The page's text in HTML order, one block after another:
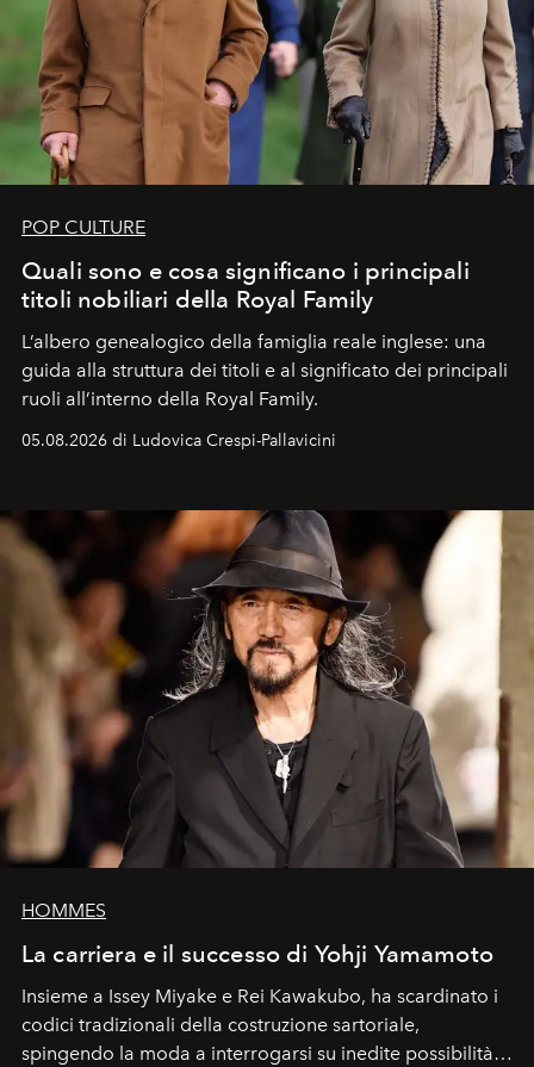
POP CULTURE
Quali sono e cosa significano i principali
titoli nobiliari della Royal Family
L’albero genealogico della famiglia reale inglese: una
guida alla struttura dei titoli e al significato dei principali
ruoli all’interno della Royal Family.
05.08.2026 di Ludovica Crespi-Pallavicini
HOMMES
La carriera e il successo di Yohji Yamamoto
Insieme a Issey Miyake e Rei Kawakubo, ha scardinato i
codici tradizionali della costruzione sartoriale,
spingendo la moda a interrogarsi su inedite possibilità